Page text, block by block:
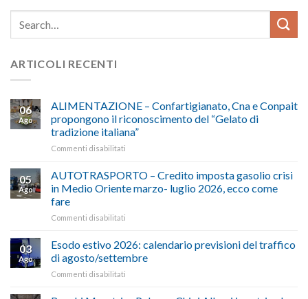
ARTICOLI RECENTI
06
Ago
ALIMENTAZIONE – Confartigianato, Cna e Conpait
propongono il riconoscimento del “Gelato di
tradizione italiana”
Commenti disabilitati
–
Confartigianato,
Cna
il
riconoscimento
del
05
Ago
AUTOTRASPORTO – Credito imposta gasolio crisi
in Medio Oriente marzo- luglio 2026, ecco come
fare
Commenti disabilitati
–
Credito
imposta
03
Ago
Esodo estivo 2026: calendario previsioni del traffico
di agosto/settembre
Commenti disabilitati
estivo